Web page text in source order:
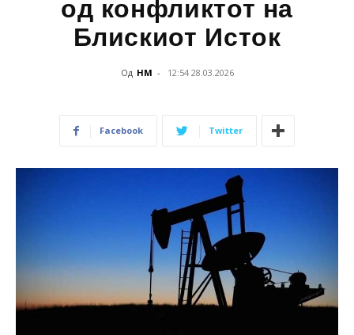
од конфликтот на
Блискиот Исток
Од НМ - 12:54 28.03.2026
Facebook Twitter